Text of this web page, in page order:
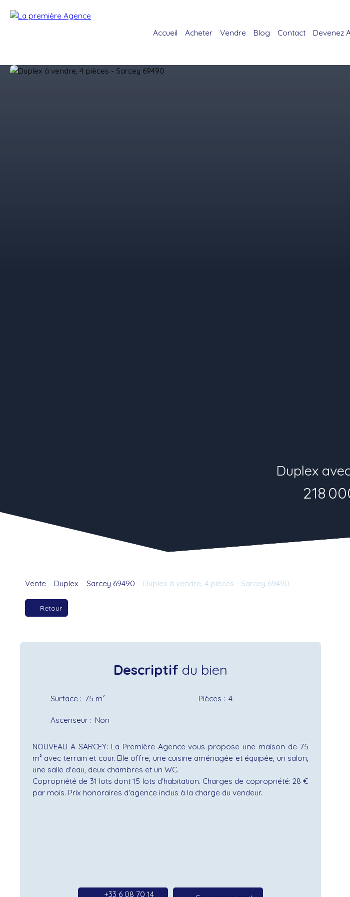
Accueil Acheter Vendre Blog Contact Devenez
Duplex
218
Vente Duplex Sarcey 69490 Duplex à vendre, 4 pièces - Sarcey 69490
Retour
Descriptif du bien
Surface : 75 m² Pièces : 4
Ascenseur : Non
NOUVEAU A SARCEY: La Première Agence vous propose une maison de 75
m² avec terrain et cour. Elle offre, une cuisine aménagée et équipée, un salon,
une salle d'eau, deux chambres et un WC.
Copropriété de 31 lots dont 15 lots d'habitation. Charges de copropriété: 28 €
par mois. Prix honoraires d'agence inclus à la charge du vendeur.
+33 6 08 70 14